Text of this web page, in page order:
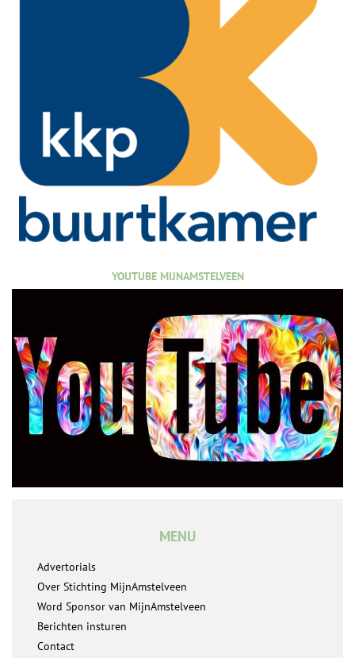
YOUTUBE MIJNAMSTELVEEN
MENU
Advertorials
Over Stichting MijnAmstelveen
Word Sponsor van MijnAmstelveen
Berichten insturen
Contact